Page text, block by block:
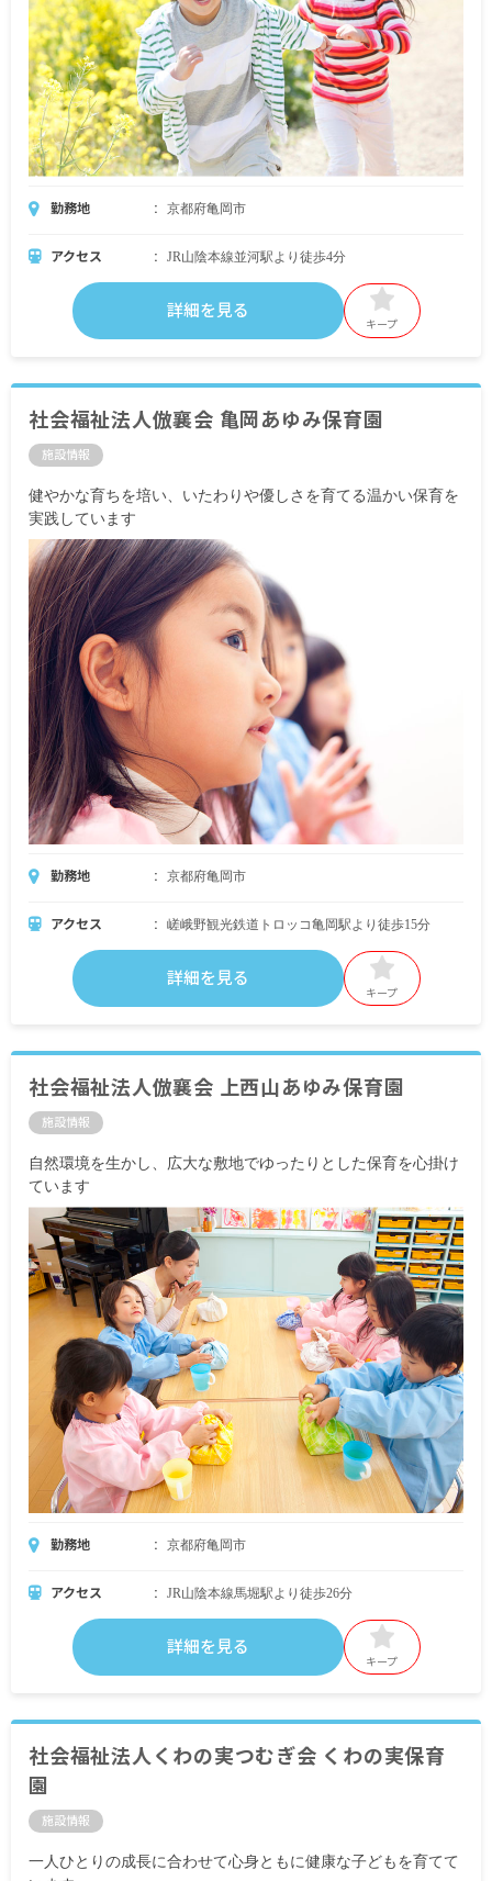
勤務地 京都府亀岡市
アクセス JR山陰本線並河駅より徒歩4分
詳細を見る
キープ
社会福祉法人倣襄会 亀岡あゆみ保育園
施設情報
健やかな育ちを培い、いたわりや優しさを育てる温かい保育を
実践しています
勤務地 京都府亀岡市
アクセス 嵯峨野観光鉄道トロッコ亀岡駅より徒歩15分
詳細を見る
キープ
社会福祉法人倣襄会 上西山あゆみ保育園
施設情報
自然環境を生かし、広大な敷地でゆったりとした保育を心掛け
ています
勤務地 京都府亀岡市
アクセス JR山陰本線馬堀駅より徒歩26分
詳細を見る
キープ
社会福祉法人くわの実つむぎ会 くわの実保育
園
施設情報
一人ひとりの成長に合わせて心身ともに健康な子どもを育てて